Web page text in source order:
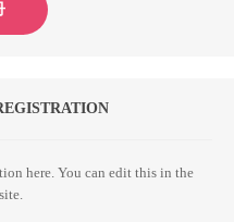
here. You can edit this in the